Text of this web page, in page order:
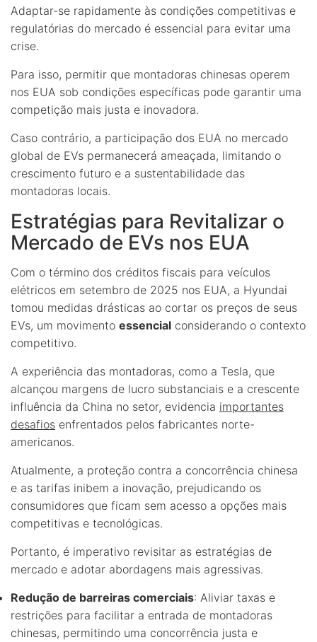
Adaptar-se rapidamente às condições competitivas e
regulatórias do mercado é essencial para evitar uma
crise.
Para isso, permitir que montadoras chinesas operem
nos EUA sob condições específicas pode garantir uma
competição mais justa e inovadora.
Caso contrário, a participação dos EUA no mercado
global de EVs permanecerá ameaçada, limitando o
crescimento futuro e a sustentabilidade das
montadoras locais.
Estratégias para Revitalizar o
Mercado de EVs nos EUA
Com o término dos créditos fiscais para veículos
elétricos em setembro de 2025 nos EUA, a Hyundai
tomou medidas drásticas ao cortar os preços de seus
EVs, um movimento essencial considerando o contexto
competitivo.
A experiência das montadoras, como a Tesla, que
alcançou margens de lucro substanciais e a crescente
influência da China no setor, evidencia importantes
desafios enfrentados pelos fabricantes norte-
americanos.
Atualmente, a proteção contra a concorrência chinesa
e as tarifas inibem a inovação, prejudicando os
consumidores que ficam sem acesso a opções mais
competitivas e tecnológicas.
Portanto, é imperativo revisitar as estratégias de
mercado e adotar abordagens mais agressivas.
Redução de barreiras comerciais: Aliviar taxas e
restrições para facilitar a entrada de montadoras
chinesas, permitindo uma concorrência justa e